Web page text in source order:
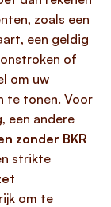
zoals een
een geldig
of
om uw
te tonen. Voor
een andere
zonder BKR
strikte
om te